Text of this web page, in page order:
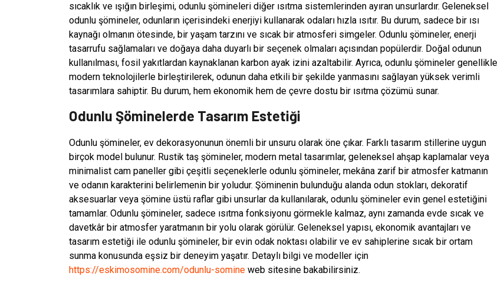
sıcaklık ve ışığın birleşimi, odunlu şömineleri diğer ısıtma sistemlerinden ayıran unsurlardır. Geleneksel
odunlu şömineler, odunların içerisindeki enerjiyi kullanarak odaları hızla ısıtır. Bu durum, sadece bir ısı
kaynağı olmanın ötesinde, bir yaşam tarzını ve sıcak bir atmosferi simgeler. Odunlu şömineler, enerji
tasarrufu sağlamaları ve doğaya daha duyarlı bir seçenek olmaları açısından popülerdir. Doğal odunun
kullanılması, fosil yakıtlardan kaynaklanan karbon ayak izini azaltabilir. Ayrıca, odunlu şömineler genellikle
modern teknolojilerle birleştirilerek, odunun daha etkili bir şekilde yanmasını sağlayan yüksek verimli
tasarımlara sahiptir. Bu durum, hem ekonomik hem de çevre dostu bir ısıtma çözümü sunar.
Odunlu Şöminelerde Tasarım Estetiği
Odunlu şömineler, ev dekorasyonunun önemli bir unsuru olarak öne çıkar. Farklı tasarım stillerine uygun
birçok model bulunur. Rustik taş şömineler, modern metal tasarımlar, geleneksel ahşap kaplamalar veya
minimalist cam paneller gibi çeşitli seçeneklerle odunlu şömineler, mekâna zarif bir atmosfer katmanın
ve odanın karakterini belirlemenin bir yoludur. Şöminenin bulunduğu alanda odun stokları, dekoratif
aksesuarlar veya şömine üstü raflar gibi unsurlar da kullanılarak, odunlu şömineler evin genel estetiğini
tamamlar. Odunlu şömineler, sadece ısıtma fonksiyonu görmekle kalmaz, aynı zamanda evde sıcak ve
davetkâr bir atmosfer yaratmanın bir yolu olarak görülür. Geleneksel yapısı, ekonomik avantajları ve
tasarım estetiği ile odunlu şömineler, bir evin odak noktası olabilir ve ev sahiplerine sıcak bir ortam
sunma konusunda eşsiz bir deneyim yaşatır. Detaylı bilgi ve modeller için
https://eskimosomine.com/odunlu-somine web sitesine bakabilirsiniz.